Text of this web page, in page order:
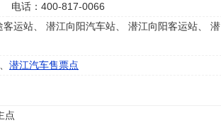
电话：400-817-0066
运站、 潜江向阳汽车站、 潜江向阳客运站、 潜
潜江汽车售票点
点